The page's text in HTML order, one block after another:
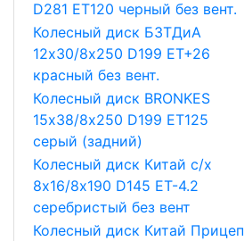
D281 ET120 черный без вент.
Колесный диск БЗТДиА
12х30/8х250 D199 ET+26
красный без вент.
Колесный диск BRONKES
15х38/8х250 D199 ET125
серый (задний)
Колесный диск Китай с/х
8х16/8х190 D145 ET-4.2
серебристый без вент
Колесный диск Китай Прицеп